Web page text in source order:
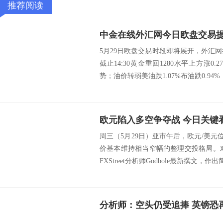
推荐阅读
中金在线外汇网今日欧盘交易
5月29日欧盘交易时段即将展开，外汇
截止14:30黄金重回1280水平上方涨
势；油价转弱美油跌1.07%布油跌0.94%
欧元陷入多空争夺战 今日关键
周三（5月29日）亚市午后，欧元/美元
价基本维持相当窄幅的整理交投格局
FXStreet分析师Godbole最新撰文，作出
分析师：空头仍受追捧 英镑恐